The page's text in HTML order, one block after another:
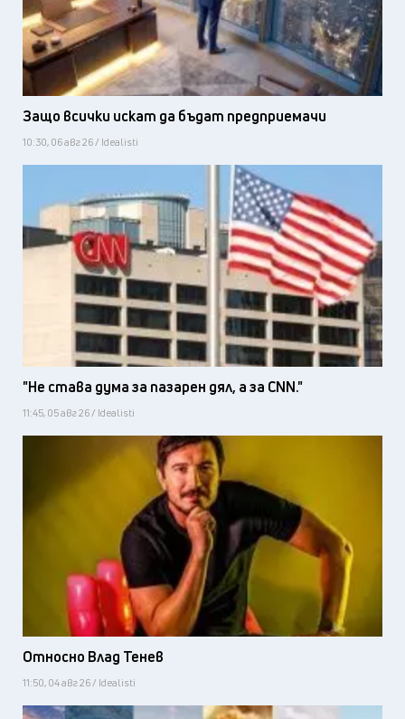
Защо всички искат да бъдат предприемачи
10:30, 06 авг 26 / Idealisti
"Не става дума за пазарен дял, а за CNN."
11:45, 05 авг 26 / Idealisti
Относно Влад Тенев
11:50, 04 авг 26 / Idealisti